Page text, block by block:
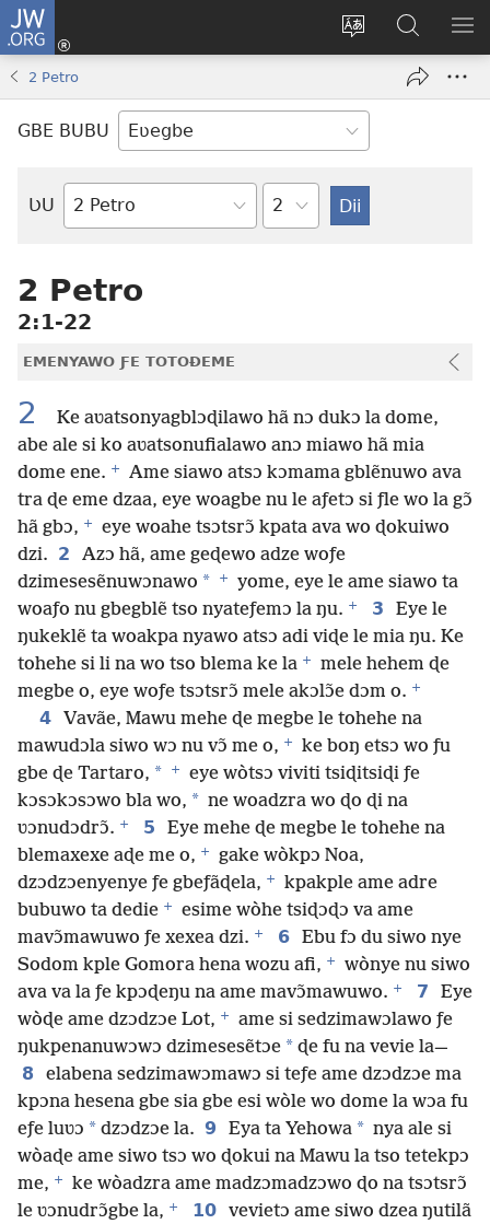
JW.ORG
Trɔ
gbegbɔgblɔa
Ge
Ðe
new
window)
JW.ORG
Nudidi
2 Petro
GBE BUBU
ƲU
Biblia-
Ta
2 Petro
2:1-22
EMENYAWO ƑE TOTOƉEME
2
Ke aʋatsonyagblɔɖilawo hã nɔ dukɔ la dome,
abe ale si ko aʋatsonufialawo anɔ miawo hã mia
dome ene. +
Ame siawo atsɔ kɔmama gblẽnuwo ava
tra ɖe eme dzaa, eye woagbe nu le aƒetɔ si ƒle wo la gɔ̃
hã gbɔ, +
eye woahe tsɔtsrɔ̃ kpata ava wo ɖokuiwo
dzi. 2
Azɔ hã, ame geɖewo adze woƒe
dzimesesẽnuwɔnawo * +
yome, eye le ame siawo ta
woaƒo nu gbegblẽ tso nyateƒemɔ la ŋu. + 3
Eye le
ŋukeklẽ ta woakpa nyawo atsɔ adi viɖe le mia ŋu. Ke
tohehe si li na wo tso blema ke la +
mele hehem ɖe
megbe o, eye woƒe tsɔtsrɔ̃ mele akɔlɔ̃e dɔm o. +
4
Vavãe, Mawu mehe ɖe megbe le tohehe na
mawudɔla siwo wɔ nu vɔ̃ me o, +
ke boŋ etsɔ wo ƒu
gbe ɖe Tartaro, * +
eye wòtsɔ viviti tsiɖitsiɖi ƒe
kɔsɔkɔsɔwo bla wo, * ne woadzra wo ɖo ɖi na
ʋɔnudɔdrɔ̃. + 5
Eye mehe ɖe megbe le tohehe na
blemaxexe aɖe me o, +
gake wòkpɔ Noa,
dzɔdzɔenyenye ƒe gbeƒãɖela, +
kpakple ame adre
bubuwo ta dedie +
esime wòhe tsiɖɔɖɔ va ame
mavɔ̃mawuwo ƒe xexea dzi. + 6 Ebu fɔ du siwo nye
Sodom kple Gomora hena wozu afi, +
wònye nu siwo
ava va la ƒe kpɔɖeŋu na ame mavɔ̃mawuwo. + 7
Eye
wòɖe ame dzɔdzɔe Lot, +
ame si sedzimawɔlawo ƒe
ŋukpenanuwɔwɔ dzimesesẽtɔe * ɖe fu na vevie la—
8
elabena sedzimawɔmawɔ si teƒe ame dzɔdzɔe ma
kpɔna hesena gbe sia gbe esi wòle wo dome la wɔa fu
eƒe luʋɔ * dzɔdzɔe la. 9 Eya ta Yehowa * nya ale si
wòaɖe ame siwo tsɔ wo ɖokui na Mawu la tso tetekpɔ
me, +
ke wòadzra ame madzɔmadzɔwo ɖo na tsɔtsrɔ̃
le ʋɔnudrɔ̃gbe la, + 10 vevietɔ ame siwo dzea ŋutilã